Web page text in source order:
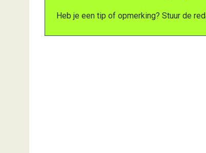
Heb je een tip of opmerking? Stuur de